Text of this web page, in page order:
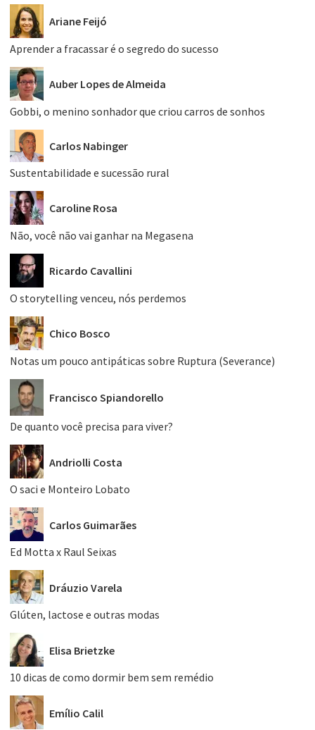
Ariane Feijó
Aprender a fracassar é o segredo do sucesso
Auber Lopes de Almeida
Gobbi, o menino sonhador que criou carros de sonhos
Carlos Nabinger
Sustentabilidade e sucessão rural
Caroline Rosa
Não, você não vai ganhar na Megasena
Ricardo Cavallini
O storytelling venceu, nós perdemos
Chico Bosco
Notas um pouco antipáticas sobre Ruptura (Severance)
Francisco Spiandorello
De quanto você precisa para viver?
Andriolli Costa
O saci e Monteiro Lobato
Carlos Guimarães
Ed Motta x Raul Seixas
Dráuzio Varela
Glúten, lactose e outras modas
Elisa Brietzke
10 dicas de como dormir bem sem remédio
Emílio Calil